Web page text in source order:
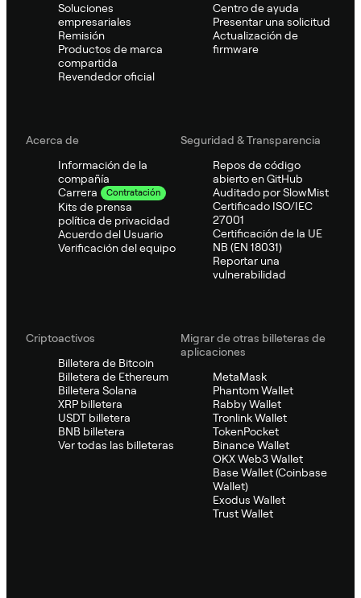
Soluciones
empresariales
Remisión
Productos de marca
compartida
Revendedor oficial
Centro de ayuda
Presentar una solicitud
Actualización de
firmware
Acerca de
Información de la
compañía
Carrera
Contratación
Kits de prensa
política de privacidad
Acuerdo del Usuario
Verificación del equipo
Seguridad & Transparencia
Repos de código
abierto en GitHub
Auditado por SlowMist
Certificado ISO/IEC
27001
Certificación de la UE
NB (EN 18031)
Reportar una
vulnerabilidad
Criptoactivos
Billetera de Bitcoin
Billetera de Ethereum
Billetera Solana
XRP billetera
USDT billetera
BNB billetera
Ver todas las billeteras
Migrar de otras billeteras de
aplicaciones
MetaMask
Phantom Wallet
Rabby Wallet
Tronlink Wallet
TokenPocket
Binance Wallet
OKX Web3 Wallet
Base Wallet (Coinbase
Wallet)
Exodus Wallet
Trust Wallet